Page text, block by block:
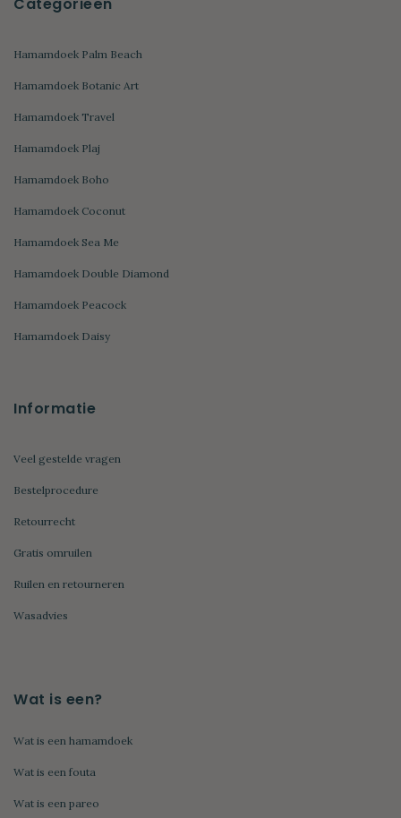
Hamamdoek Palm Beach
Hamamdoek Botanic Art
Hamamdoek Travel
Hamamdoek Plaj
Hamamdoek Boho
Hamamdoek Coconut
Hamamdoek Sea Me
Hamamdoek Double Diamond
Hamamdoek Peacock
Hamamdoek Daisy
Informatie
Veel gestelde vragen
Bestelprocedure
Retourrecht
Gratis omruilen
Ruilen en retourneren
Wasadvies
Wat is een?
Wat is een hamamdoek
Wat is een fouta
Wat is een pareo